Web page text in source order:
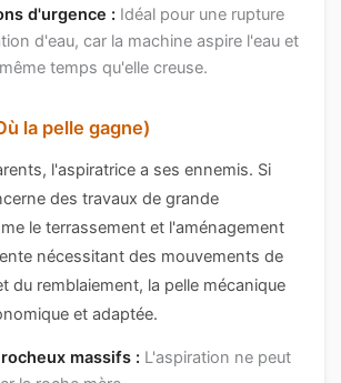
d'urgence : Idéal pour une rupture
d'eau, car la machine aspire l'eau et
temps qu'elle creuse.
la pelle gagne)
l'aspiratrice a ses ennemis. Si
des travaux de grande
le terrassement et l'aménagement
nécessitant des mouvements de
du remblaiement, la pelle mécanique
et adaptée.
massifs : L'aspiration ne peut